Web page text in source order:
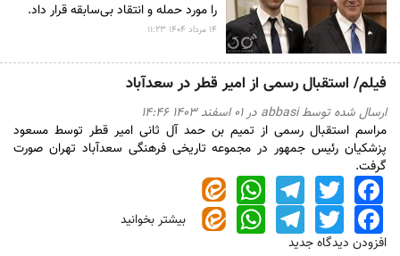
را مورد حمله و انتقاد بی‌سابقه قرار داد.
۱۴ مرداد ۱۴۰۴ ۱۱:۲۳
فیلم/ استقبال رسمی از امیر قطر در سعدآباد
ارسال شده توسطabbasi در ۰۱ اسفند ۱۴۰۳ ۱۴:۴۶
مراسم استقبال رسمی از تمیم بن حمد آل ثانی امیر قطر توسط مسعود
پزشکیان رئیس جمهور در مجموعه تاریخی فرهنگی سعدآباد تهران صورت
گرفت.
Facebook
Twitter
Telegram
WhatsApp
Facebook
Twitter
Telegram
WhatsApp
بیشتر بخوانید
افزودن دیدگاه جدید